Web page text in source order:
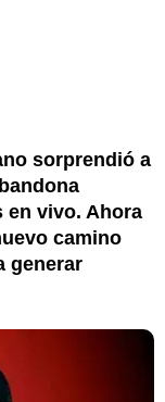
sorprendió a
en vivo. Ahora
camino
generar